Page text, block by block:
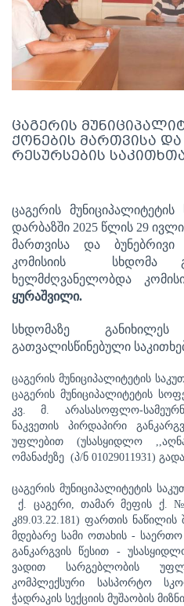
ცაგერის
ქონების მართვისა და
რესურსების
ცაგერის
დარბაზში 2025 წლის 29
მართვისა და ბუნებრივი
კომისიის სხდომა
ხელმძღვანელობდა
ყურაშვილი.
სხდომაზე
გათვალისწინებული
ცაგერის მუნიციპალიტეტის
ცაგერის მუნიციპალიტეტის
კვ.მ. არასასოფლო-
ნაკვეთის პირდაპირი
უფლებით (უსასყიდლო
ომანაძეზე (პ/ნ 01029011931)
ცაგერის მუნიციპალიტეტის
ქ. ცაგერი, თამარ მეფის ქ.
კ89.03.22.181) ფართის
მდებარე სამი ოთახის -
განკარგვის წესით -
ვადით სარგებლობის
კომპლექსური სასპორტო
ჭადრაკის სექციის მუშაობის